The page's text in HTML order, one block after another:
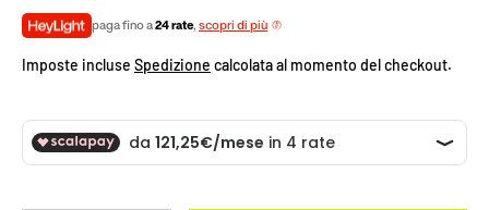
paga fino a24 rate, scopri di più
Imposte incluse Spedizione calcolata al momento del checkout.